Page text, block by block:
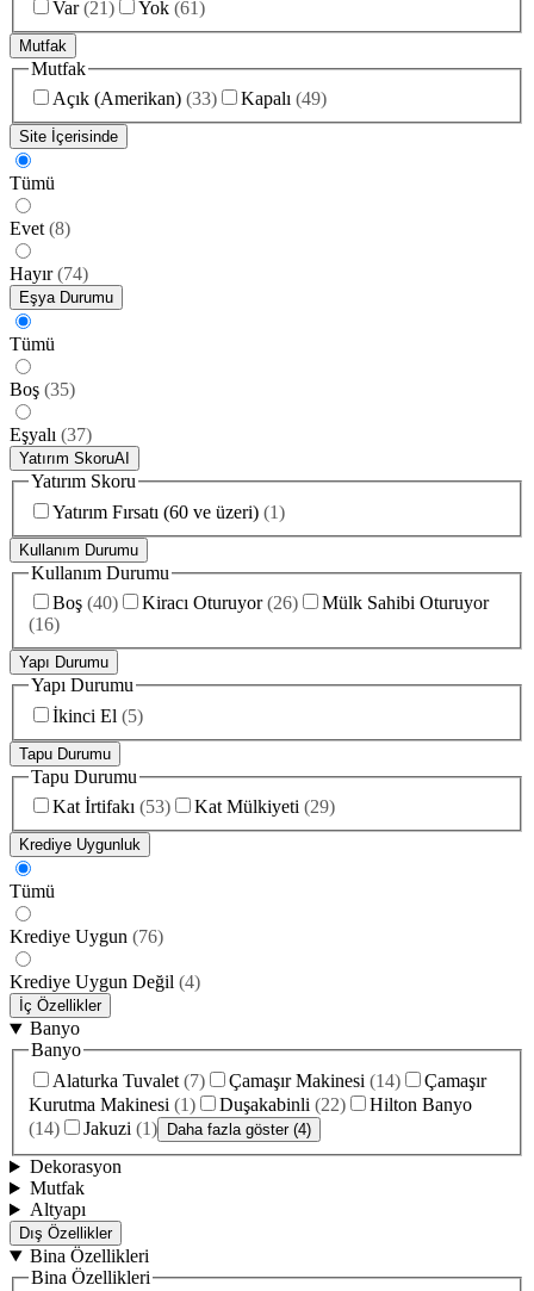
Var (21) Yok (61)
Mutfak
Mutfak
Açık (Amerikan) (33) Kapalı (49)
Site İçerisinde
Tümü
Evet (8)
Hayır (74)
Eşya Durumu
Tümü
Boş (35)
Eşyalı (37)
Yatırım SkoruAI
Yatırım Skoru
Yatırım Fırsatı (60 ve üzeri) (1)
Kullanım Durumu
Kullanım Durumu
Boş (40) Kiracı Oturuyor (26)
Mülk Sahibi Oturuyor
(16)
Yapı Durumu
Yapı Durumu
İkinci El (5)
Tapu Durumu
Tapu Durumu
Kat İrtifakı (53) Kat Mülkiyeti (29)
Krediye Uygunluk
Tümü
Krediye Uygun (76)
Krediye Uygun Değil (4)
İç Özellikler
Banyo
Banyo
Alaturka Tuvalet (7) Çamaşır Makinesi (14)
Çamaşır
Kurutma Makinesi (1) Duşakabinli (22)
Hilton Banyo
(14) Jakuzi (1) Daha fazla göster (4)
Dekorasyon
Mutfak
Altyapı
Dış Özellikler
Bina Özellikleri
Bina Özellikleri